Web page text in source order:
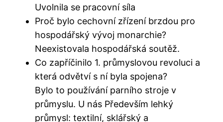
Uvolnila se pracovní síla
Proč bylo cechovní zřízení brzdou pro
hospodářský vývoj monarchie?
Neexistovala hospodářská soutěž.
Co zapříčinilo 1. průmyslovou revoluci a
která odvětví s ní byla spojena?
Bylo to používání parního stroje v
průmyslu. U nás Především lehký
průmysl: textilní, sklářský a